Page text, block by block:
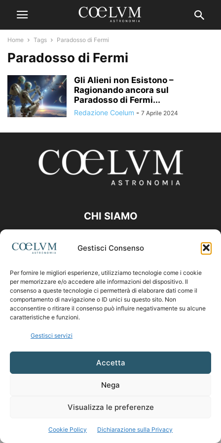
Gestisci Consenso
Per fornire le migliori esperienze, utilizziamo tecnologie come i cookie
per memorizzare e/o accedere alle informazioni del dispositivo. Il
consenso a queste tecnologie ci permetterà di elaborare dati come il
comportamento di navigazione o ID unici su questo sito. Non
acconsentire o ritirare il consenso può influire negativamente su alcune
caratteristiche e funzioni.
Gestisci servizi
Accetta
Nega
Visualizza le preferenze
Cookie Policy Dichiarazione sulla Privacy
Home Tags Paradosso di Fermi
Paradosso di Fermi
Gli Alieni non Esistono –
Ragionando ancora sul
Paradosso di Fermi...
Redazione Coelum - 7 Aprile 2024
CHI SIAMO
Contattaci:coelumastro@coelum.com
SEGUICI